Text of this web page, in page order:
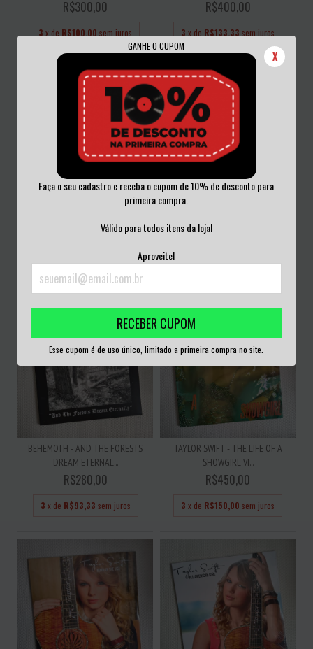
GANHE O CUPOM
X
Faça o seu cadastro e receba o cupom de 10% de desconto para
primeira compra.
Válido para todos itens da loja!
Aproveite!
RECEBER CUPOM
Esse cupom é de uso único, limitado a primeira compra no site.
R$300,00
3 x de R$100,00 sem juros
R$400,00
3 x de R$133,33 sem juros
R$350,00
2020 AUTOGRA...
BEHEMOTH - AND THE FORESTS
DREAM ETERNAL...
R$280,00
3 x de R$93,33 sem juros
TAYLOR SWIFT - THE LIFE OF A
SHOWGIRL VI...
R$450,00
3 x de R$150,00 sem juros